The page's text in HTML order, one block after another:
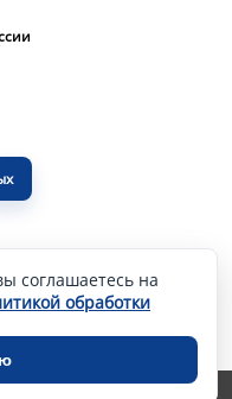
соглашаетесь на
обработки